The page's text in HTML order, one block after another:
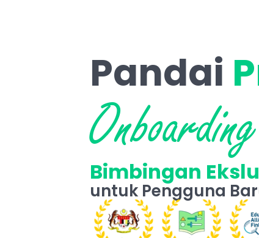
Pandai
Onboarding
Bimbingan
untuk Pengguna